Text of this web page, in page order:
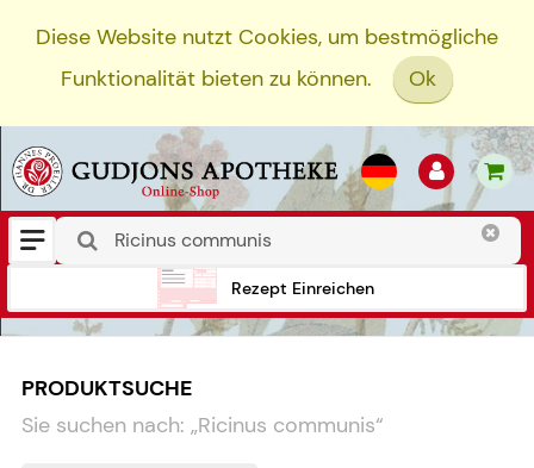
Diese Website nutzt Cookies, um bestmögliche
Funktionalität bieten zu können.
Ok
Rezept Einreichen
PRODUKTSUCHE
Sie suchen nach: „Ricinus communis“